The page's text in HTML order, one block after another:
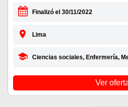
Finalizó el 30/11/2022
Lima
Ciencias sociales, Enfermería,
Ver